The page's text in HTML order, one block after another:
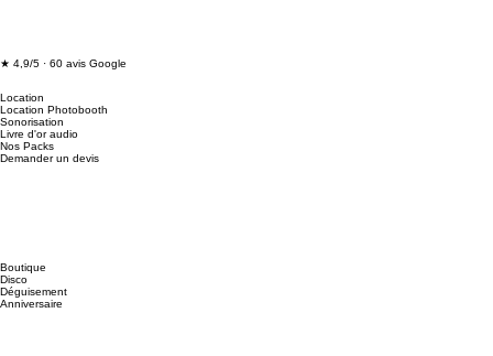
★ 4,9/5 · 60 avis Google
Boutique
Disco
Déguisement
Anniversaire
Location
Location Photobooth
Sonorisation
Livre d'or audio
Nos Packs
Demander un devis